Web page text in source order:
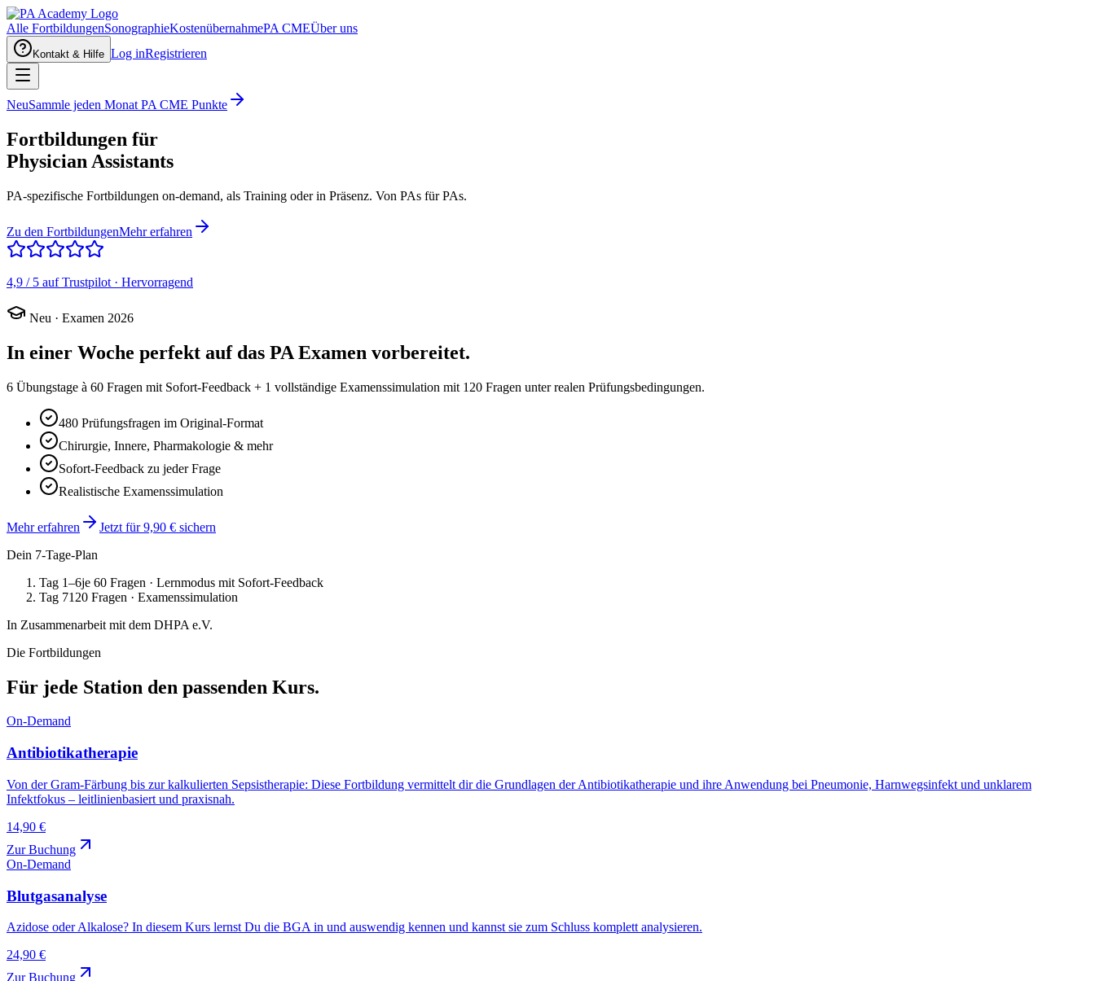
Alle FortbildungenSonographieKostenübernahmePA CMEÜber uns
Kontakt & Hilfe Log inRegistrieren
NeuSammle jeden Monat PA CME Punkte
Fortbildungen für
Physician Assistants
PA-spezifische Fortbildungen on-demand, als Training oder in Präsenz. Von PAs für PAs.
Zu den FortbildungenMehr erfahren
4,9 / 5 auf Trustpilot · Hervorragend
Neu · Examen 2026
In einer Woche perfekt auf das PA Examen vorbereitet.
6 Übungstage à 60 Fragen mit Sofort-Feedback + 1 vollständige Examenssimulation mit 120 Fragen unter realen Prüfungsbedingungen.
480 Prüfungsfragen im Original-Format
Chirurgie, Innere, Pharmakologie & mehr
Sofort-Feedback zu jeder Frage
Realistische Examenssimulation
Mehr erfahren
Jetzt für 9,90 € sichern
Dein 7-Tage-Plan
Tag 1–6je 60 Fragen · Lernmodus mit Sofort-Feedback
Tag 7120 Fragen · Examenssimulation
In Zusammenarbeit mit dem DHPA e.V.
Die Fortbildungen
Für jede Station den passenden Kurs.
On-Demand
Antibiotikatherapie
Von der Gram-Färbung bis zur kalkulierten Sepsistherapie: Diese Fortbildung vermittelt dir die Grundlagen der Antibiotikatherapie und ihre Anwendung bei Pneumonie, Harnwegsinfekt und unklarem
Infektfokus – leitlinienbasiert und praxisnah.
14,90 €
Zur Buchung
On-Demand
Blutgasanalyse
Azidose oder Alkalose? In diesem Kurs lernst Du die BGA in und auswendig kennen und kannst sie zum Schluss komplett analysieren.
24,90 €
Zur Buchung